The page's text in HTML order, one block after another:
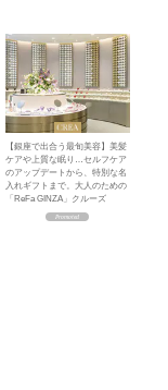
【銀座で出合う最旬美容】美髪
ケアや上質な眠り…セルフケア
のアップデートから、特別な名
入れギフトまで。大人のための
「ReFa GINZA」クルーズ